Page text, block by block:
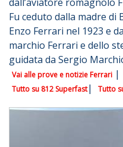
dall’aviatore romagnolo
Fu ceduto dalla madre
Enzo Ferrari nel 1923 e
marchio Ferrari e dello
guidata da Sergio
Vai alle prove e notizie Ferrari |
Tutto su 812 Superfast| Tutto